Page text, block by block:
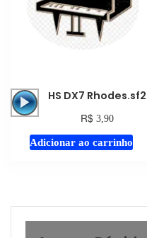
Tocador
áudio
HS DX7 Rhodes.sf2
R$ 3,90
Adicionar ao carrinho